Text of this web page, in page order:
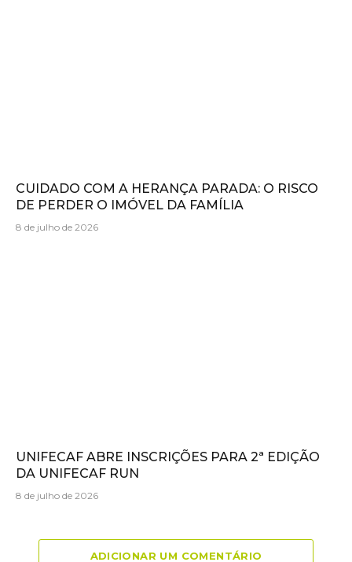
CUIDADO COM A HERANÇA PARADA: O RISCO
DE PERDER O IMÓVEL DA FAMÍLIA
8 de julho de 2026
UNIFECAF ABRE INSCRIÇÕES PARA 2ª EDIÇÃO
DA UNIFECAF RUN
8 de julho de 2026
ADICIONAR UM COMENTÁRIO